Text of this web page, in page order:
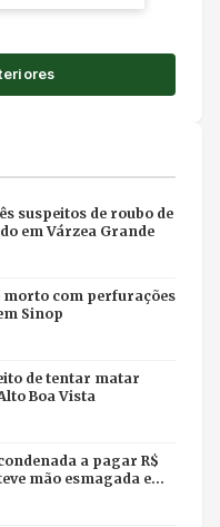
suspeitos de roubo de
em Várzea Grande
morto com perfurações
Sinop
de tentar matar
Boa Vista
a pagar R$
mão esmagada em